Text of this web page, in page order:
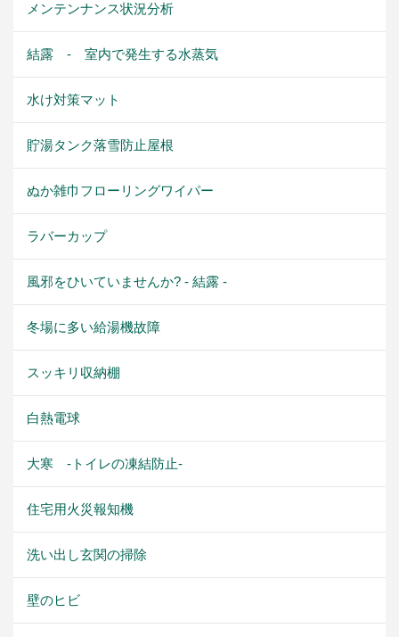
メンテンナンス状況分析
結露 - 室内で発生する水蒸気
水け対策マット
貯湯タンク落雪防止屋根
ぬか雑巾フローリングワイパー
ラバーカップ
風邪をひいていませんか? - 結露 -
冬場に多い給湯機故障
スッキリ収納棚
白熱電球
大寒 -トイレの凍結防止-
住宅用火災報知機
洗い出し玄関の掃除
壁のヒビ